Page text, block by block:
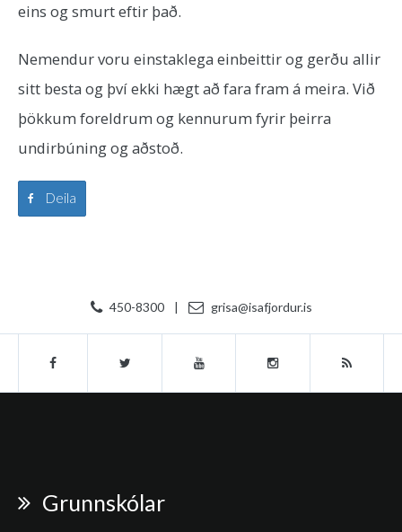
eins og smurt eftir það.
Nemendur voru einstaklega einbeittir og gerðu allir
sitt besta og því ekki hægt að fara fram á meira. Við
þökkum foreldrum og kennurum fyrir þeirra
undirbúning og aðstoð.
Deila
450-8300 | grisa@isafjordur.is
Grunnskólar